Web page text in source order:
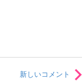
新しいコメント